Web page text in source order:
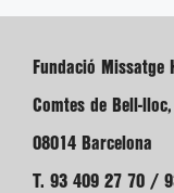
Fundació Missatge
Comtes de Bell-
08014 Barcelona
T. 93 409 27 70 /